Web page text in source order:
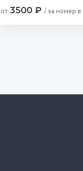
от 3500 ₽ / за номер в